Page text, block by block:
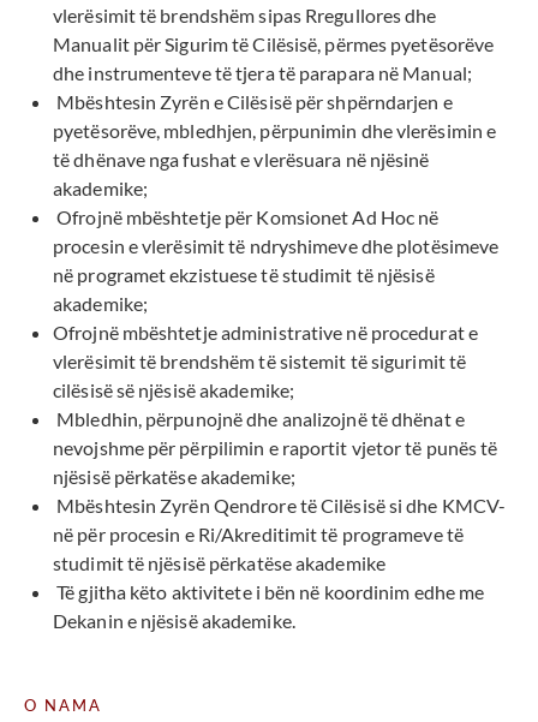
vlerësimit të brendshëm sipas Rregullores dhe
Manualit për Sigurim të Cilësisë, përmes pyetësorëve
dhe instrumenteve të tjera të parapara në Manual;
Mbështesin Zyrën e Cilësisë për shpërndarjen e
pyetësorëve, mbledhjen, përpunimin dhe vlerësimin e
të dhënave nga fushat e vlerësuara në njësinë
akademike;
Ofrojnë mbështetje për Komsionet Ad Hoc në
procesin e vlerësimit të ndryshimeve dhe plotësimeve
në programet ekzistuese të studimit të njësisë
akademike;
Ofrojnë mbështetje administrative në procedurat e
vlerësimit të brendshëm të sistemit të sigurimit të
cilësisë së njësisë akademike;
Mbledhin, përpunojnë dhe analizojnë të dhënat e
nevojshme për përpilimin e raportit vjetor të punës të
njësisë përkatëse akademike;
Mbështesin Zyrën Qendrore të Cilësisë si dhe KMCV-
në për procesin e Ri/Akreditimit të programeve të
studimit të njësisë përkatëse akademike
Të gjitha këto aktivitete i bën në koordinim edhe me
Dekanin e njësisë akademike.
O NAMA